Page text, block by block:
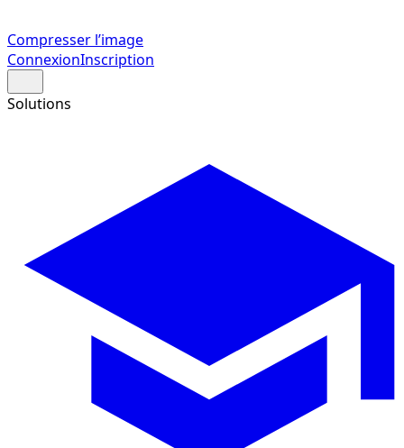
Compresser l’image
ConnexionInscription
Solutions